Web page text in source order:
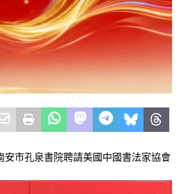
安市孔泉書院聘請美國中國書法家協會